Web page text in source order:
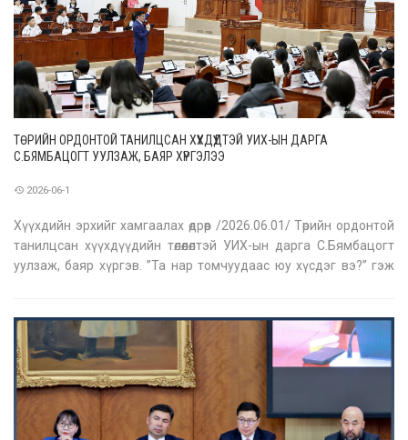
ТӨРИЙН ОРДОНТОЙ ТАНИЛЦСАН ХҮҮХДҮҮДТЭЙ УИХ-ЫН ДАРГА
С.БЯМБАЦОГТ УУЛЗАЖ, БАЯР ХҮРГЭЛЭЭ
2026-06-1
Хүүхдийн эрхийг хамгаалах өдрөөр /2026.06.01/ Төрийн ордонтой
танилцсан хүүхдүүдийн төлөөлөлтэй УИХ-ын дарга С.Бямбацогт
уулзаж, баяр хүргэв. ”Та нар томчуудаас юу хүсдэг вэ?” гэж